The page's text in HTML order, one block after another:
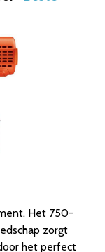
Het 750-
zorgt
het perfect